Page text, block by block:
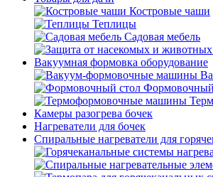
Костровые чаши
Теплицы
Садовая мебель
Вакуумная формовка оборудование
Камеры разогрева бочек
Нагреватели для бочек
Спиральные нагреватели для